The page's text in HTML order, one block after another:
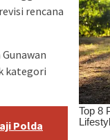
rencana
kategori
Polda